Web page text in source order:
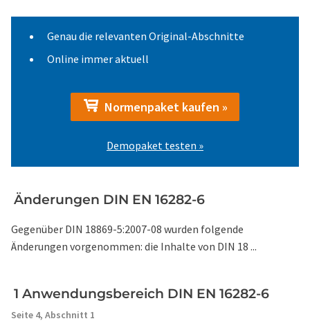
Genau die relevanten Original-Abschnitte
Online immer aktuell
Normenpaket kaufen »
Demopaket testen »
Änderungen DIN EN 16282-6
Gegenüber DIN 18869-5:2007-08 wurden folgende
Änderungen vorgenommen: die Inhalte von DIN 18 ...
1 Anwendungsbereich DIN EN 16282-6
Seite 4, Abschnitt 1